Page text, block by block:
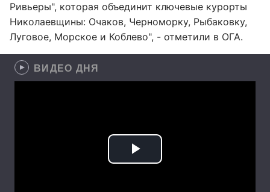
Ривьеры", которая объединит ключевые курорты
Николаевщины: Очаков, Черноморку, Рыбаковку,
Луговое, Морское и Коблево", - отметили в ОГА.
ВИДЕО ДНЯ